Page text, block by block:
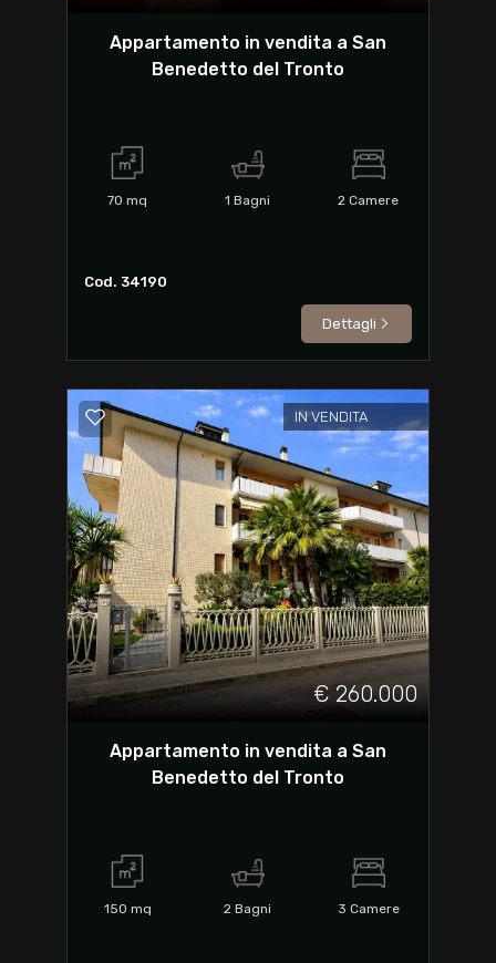
Appartamento in vendita a San
Benedetto del Tronto
70 mq 1 Bagni 2 Camere
Cod. 34190
Dettagli
IN VENDITA
€ 260.000
Appartamento in vendita a San
Benedetto del Tronto
150 mq 2 Bagni 3 Camere